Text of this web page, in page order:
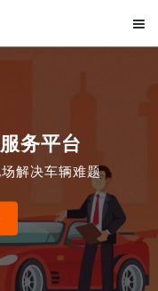

务平台
解决车辆难题